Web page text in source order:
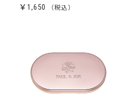
￥1,650